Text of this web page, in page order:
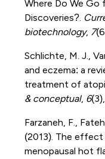
Where Do We
Discoveries?.
biotechnology, 7
Schlichte, M. J.,
and eczema: a
treatment of
& conceptual, 6
Farzaneh, F.,
(2013). The effect
menopausal hot